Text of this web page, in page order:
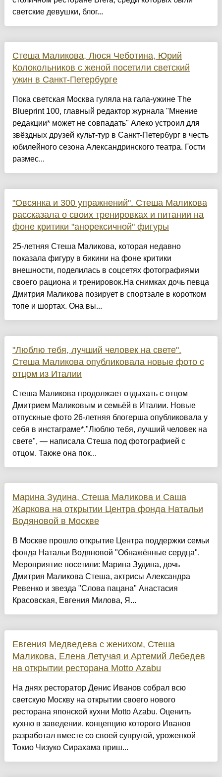
светские девушки, блог...
Стеша Маликова, Люся Чеботина, Юрий
Колокольников с женой посетили светский
ужин в Санкт-Петербурге
Пока светская Москва гуляла на гала-ужине The
Blueprint 100, главный редактор журнала "Мнение
редакции* может не совпадать" Алеко устроил для
звёздных друзей культ-тур в Санкт-Петербург в честь
юбилейного сезона Александринского театра. Гости
размес...
"Овсянка и 300 упражнений". Стеша Маликова
рассказала о своих тренировках и питании на
фоне критики "анорексичной" фигуры
25-летняя Стеша Маликова, которая недавно
показала фигуру в бикини на фоне критики
внешности, поделилась в соцсетях фотографиями
своего рациона и тренировок.На снимках дочь певца
Дмитрия Маликова позирует в спортзале в коротком
топе и шортах. Она вы...
"Люблю тебя, лучший человек на свете".
Стеша Маликова опубликовала новые фото с
отцом из Италии
Стеша Маликова продолжает отдыхать с отцом
Дмитрием Маликовым и семьёй в Италии. Новые
отпускные фото 26-летняя блогерша опубликовала у
себя в инстаграме*."Люблю тебя, лучший человек на
свете", — написала Стеша под фотографией с
отцом. Также она пок...
Марина Зудина, Стеша Маликова и Саша
Жаркова на открытии Центра фонда Натальи
Водяновой в Москве
В Москве прошло открытие Центра поддержки семьи
фонда Натальи Водяновой "Обнажённые сердца".
Мероприятие посетили: Марина Зудина, дочь
Дмитрия Маликова Стеша, актрисы Александра
Ревенко и звезда "Слова пацана" Анастасия
Красовская, Евгения Милова, Я...
Евгения Медведева с женихом, Стеша
Маликова, Елена Летучая и Артемий Лебедев
на открытии ресторана Motto Azabu
На днях ресторатор Денис Иванов собрал всю
светскую Москву на открытии своего нового
ресторана японской кухни Motto Azabu. Оценить
кухню в заведении, концепцию которого Иванов
разработал вместе со своей супругой, уроженкой
Токио Чизуко Сирахама приш...